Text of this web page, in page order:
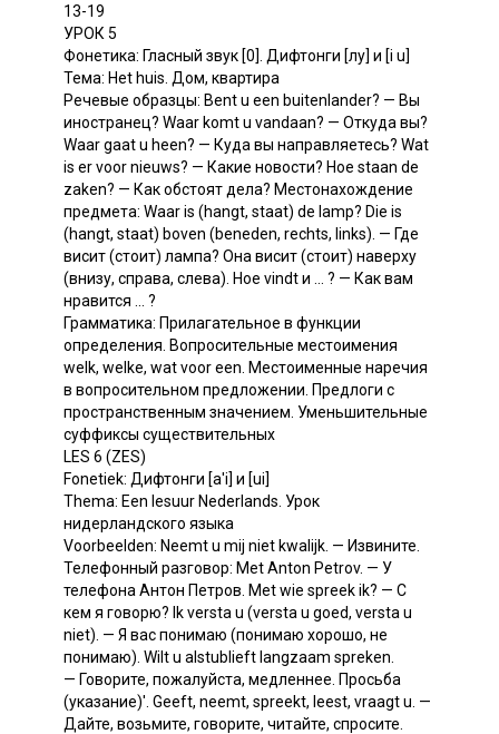
13-19
УРОК 5
Фонетика: Гласный звук [0]. Дифтонги [лу] и [i u]
Тема: Het huis. Дом, квартира
Речевые образцы: Bent u een buitenlander? — Вы
иностранец? Waar komt u vandaan? — Откуда вы?
Waar gaat u heen? — Куда вы направляетесь? Wat
is er voor nieuws? — Какие новости? Hoe staan de
zaken? — Как обстоят дела? Местонахождение
предмета: Waar is (hangt, staat) de lamp? Die is
(hangt, staat) boven (beneden, rechts, links). — Где
висит (стоит) лампа? Она висит (стоит) наверху
(внизу, справа, слева). Ное vindt и ... ? — Как вам
нравится ... ?
Грамматика: Прилагательное в функции
определения. Вопросительные местоимения
welk, welke, wat voor een. Местоименные наречия
в вопросительном предложении. Предлоги с
пространственным значением. Уменьшительные
суффиксы существительных
LES 6 (ZES)
Fonetiek: Дифтонги [a'i] и [ui]
Thema: Een lesuur Nederlands. Урок
нидерландского языка
Voorbeelden: Neemt u mij niet kwalijk. — Извините.
Телефонный разговор: Met Anton Petrov. — У
телефона Антон Петров. Met wie spreek ik? — С
кем я говорю? Ik versta u (versta u goed, versta u
niet). — Я вас понимаю (понимаю хорошо, не
понимаю). Wilt u alstublieft langzaam spreken.
— Говорите, пожалуйста, медленнее. Просьба
(указание)'. Geeft, neemt, spreekt, leest, vraagt u. —
Дайте, возьмите, говорите, читайте, спросите.